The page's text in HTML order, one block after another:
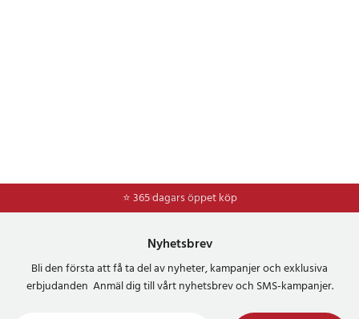
⭐ 365 dagars öppet köp
⭐Frakt 49kr *
Nyhetsbrev
Bli den första att få ta del av nyheter, kampanjer och exklusiva
erbjudanden Anmäl dig till vårt nyhetsbrev och SMS-kampanjer.